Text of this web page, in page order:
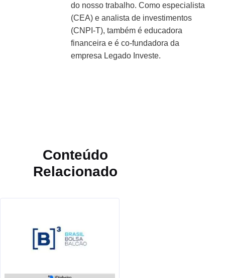
do nosso trabalho. Como especialista
(CEA) e analista de investimentos
(CNPI-T), também é educadora
financeira e é co-fundadora da
empresa Legado Investe.
Conteúdo
Relacionado